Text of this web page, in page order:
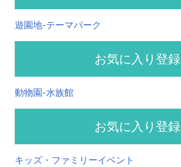
遊園地-テーマパーク
お気に入り登録
動物園-水族館
お気に入り登録
キッズ・ファミリーイベント